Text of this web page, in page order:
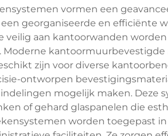
vormen een
georganiseerde en efficiënte
aan kantoorwanden
zijn voor diverse
ontworpen
mogelijk maken. Deze
of gehard glaspanelen die
worden toegepast